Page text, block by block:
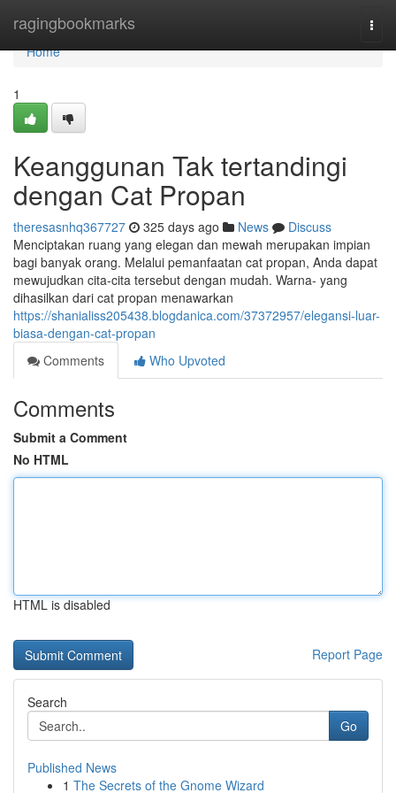
ragingbookmarks
Home
Home
1
Keanggunan Tak tertandingi
dengan Cat Propan
theresasnhq367727 325 days ago News
Discuss
Menciptakan ruang yang elegan dan mewah merupakan impian
bagi banyak orang. Melalui pemanfaatan cat propan, Anda dapat
mewujudkan cita-cita tersebut dengan mudah. Warna- yang
dihasilkan dari cat propan menawarkan
https://shanialiss205438.blogdanica.com/37372957/elegansi-luar-
biasa-dengan-cat-propan
Comments
Who Upvoted
Comments
Submit a Comment
No HTML
HTML is disabled
Report Page
Search
Go
Published News
1 The Secrets of the Gnome Wizard